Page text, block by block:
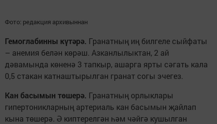
Фото: редакция архивыннан
Гемоглабинны күтәрә. Гранатның иң билгеле сыйфаты
– анемия белән көрәш. Азканлылыктан, 2 ай
дәвамында көненә 3 тапкыр, ашарга ярты сәгать кала
0,5 стакан катнаштырылган гранат согы эчегез.
Кан басымын төшерә. Гранатның орлыклары
гипертоникларның артериаль кан басымын җайлап
кына төшерә. Ә киптерелгән һәм чәйгә кушылган